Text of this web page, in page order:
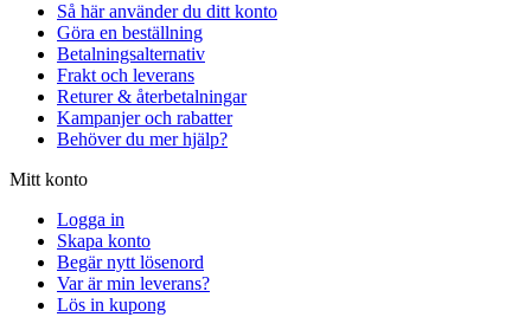
Så här använder du ditt konto
Göra en beställning
Betalningsalternativ
Frakt och leverans
Returer & återbetalningar
Kampanjer och rabatter
Behöver du mer hjälp?
Mitt konto
Logga in
Skapa konto
Begär nytt lösenord
Var är min leverans?
Lös in kupong